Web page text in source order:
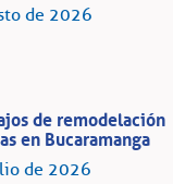
de 2026
de remodelación
en Bucaramanga
de 2026